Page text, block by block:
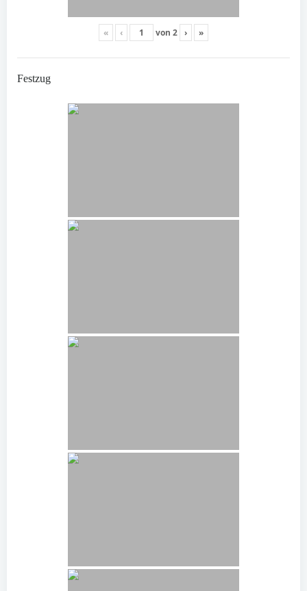
« ‹ von 2 › »
Festzug